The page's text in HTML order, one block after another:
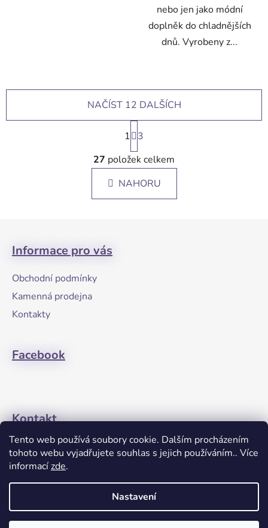
Tento web používá soubory cookie. Dalším procházením
tohoto webu vyjadřujete souhlas s jejich používáním.. Více
informacízde.
Nastavení
nebo jen jako módní
doplněk do chladnějších
dnů. Vyrobeny z...
O
v
l
á
d
NAČÍST 12 DALŠÍCH
S
t
r
á
n
k
1
3
27 položek celkem
NAHORU
Informace pro vás
Obchodní podmínky
Kamenná prodejna
Kontakty
Facebook
Kontakt
+420608274762